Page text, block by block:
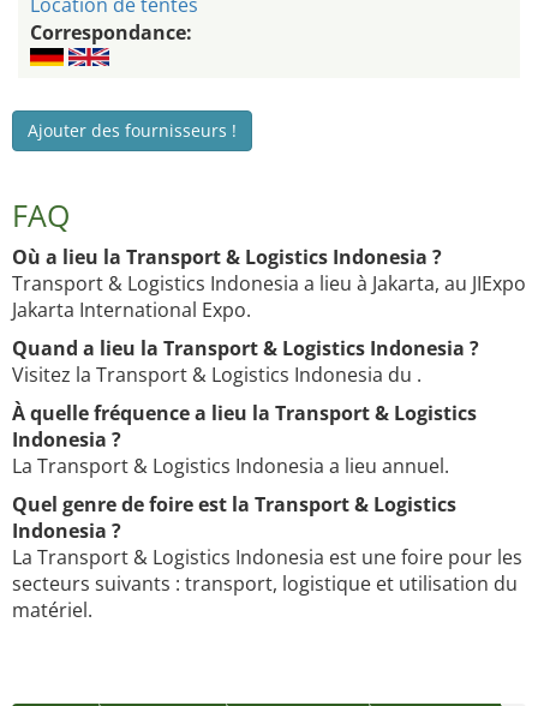
Correspondance:
Ajouter des fournisseurs !
FAQ
Où a lieu la Transport & Logistics Indonesia ?
Transport & Logistics Indonesia a lieu à Jakarta, au JIExpo
Jakarta International Expo.
Quand a lieu la Transport & Logistics Indonesia ?
Visitez la Transport & Logistics Indonesia du .
À quelle fréquence a lieu la Transport & Logistics
Indonesia ?
La Transport & Logistics Indonesia a lieu annuel.
Quel genre de foire est la Transport & Logistics
Indonesia ?
La Transport & Logistics Indonesia est une foire pour les
secteurs suivants : transport, logistique et utilisation du
matériel.